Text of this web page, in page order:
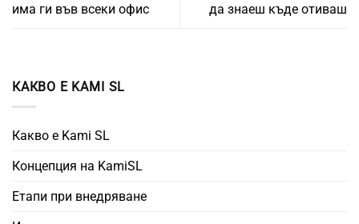
има ги във всеки офис
да знаеш къде отиваш
КАКВО Е KAMI SL
Какво е Kami SL
Концепция на KamiSL
Етапи при внедряване